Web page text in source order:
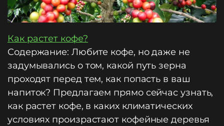
Как растет кофе?
Содержание: Любите кофе, но даже не
задумывались о том, какой путь зерна
проходят перед тем, как попасть в ваш
напиток? Предлагаем прямо сейчас узнать,
как растет кофе, в каких климатических
условиях произрастают кофейные деревья